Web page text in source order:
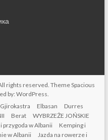
rights reserved. ThemeSpacious
by: WordPress.
Gjirokastra Elbasan
Durres
Berat
WYBRZEŻE JOŃSKIE
przygoda w Albanii
Kemping i
w Albanii
Jazda na rowerze i